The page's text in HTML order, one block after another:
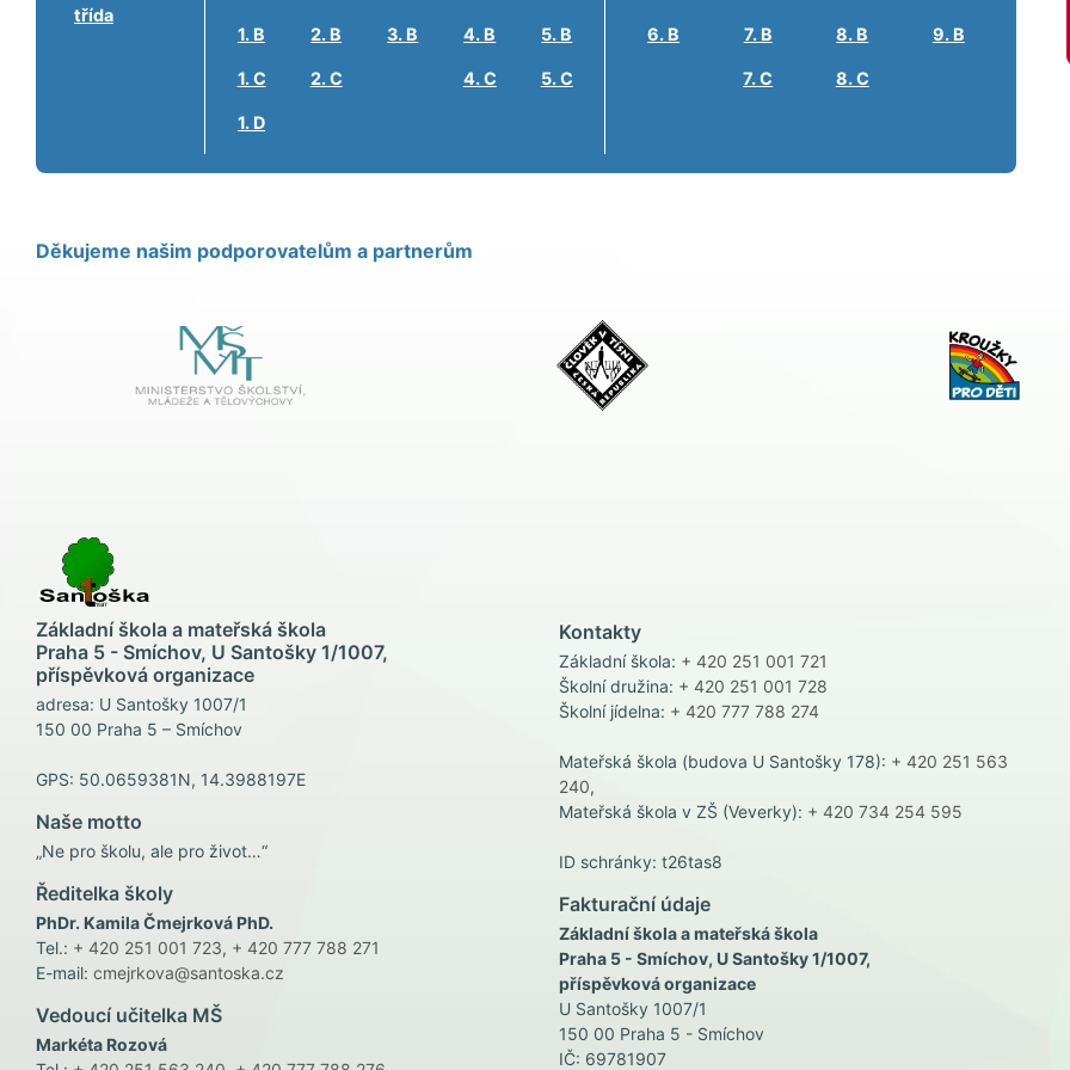
třída
1. B
1. C
1. D
2. B
2. C
3. B 4. B
4. C
5. B
5. C
6. B 7. B
7. C
8. B
8. C
9. B
Děkujeme našim podporovatelům a partnerům
Základní škola a mateřská škola
Praha 5 - Smíchov, U Santošky 1/1007,
příspěvková organizace
adresa: U Santošky 1007/1
150 00 Praha 5 – Smíchov
GPS: 50.0659381N, 14.3988197E
Naše motto
„Ne pro školu, ale pro život…“
Ředitelka školy
PhDr. Kamila Čmejrková PhD.
Tel.: + 420 251 001 723, + 420 777 788 271
E-mail: cmejrkova@santoska.cz
Vedoucí učitelka MŠ
Markéta Rozová
Kontakty
Základní škola: + 420 251 001 721
Školní družina: + 420 251 001 728
Školní jídelna: + 420 777 788 274
Mateřská škola (budova U Santošky 178): + 420 251 563
240,
Mateřská škola v ZŠ (Veverky): + 420 734 254 595
ID schránky: t26tas8
Fakturační údaje
Základní škola a mateřská škola
Praha 5 - Smíchov, U Santošky 1/1007,
příspěvková organizace
U Santošky 1007/1
150 00 Praha 5 - Smíchov
IČ: 69781907